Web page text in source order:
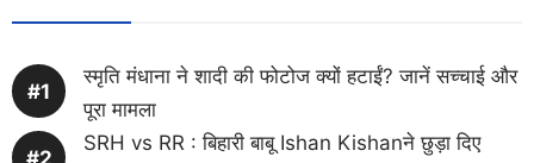
स्मृति मंधाना ने शादी की फोटोज क्यों हटाईं? जानें सच्चाई और
पूरा मामला
SRH vs RR : बिहारी बाबू Ishan Kishanने छुड़ा दिए